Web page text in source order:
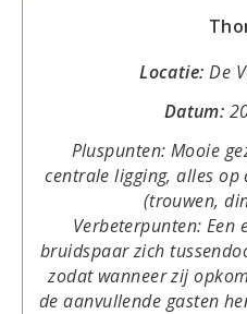
Locatie: De
Datum:
Pluspunten: Mooie
centrale ligging, alles
(trouwen,
Verbeterpunten:
bruidspaar zich
zodat wanneer zij
de aanvullende gasten